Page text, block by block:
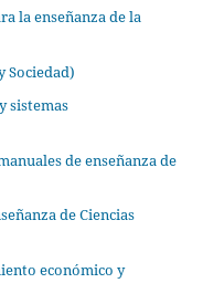
la enseñanza de la
Sociedad)
sistemas
de enseñanza de
de Ciencias
económico y